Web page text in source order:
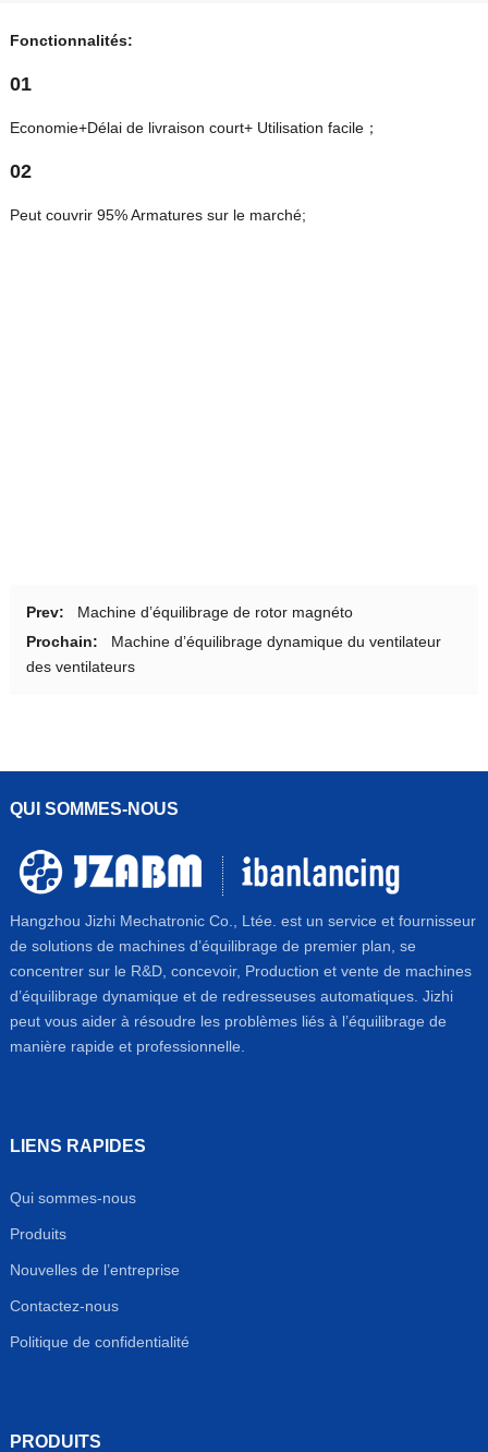
Fonctionnalités:
01
Economie+Délai de livraison court+ Utilisation facile；
02
Peut couvrir 95% Armatures sur le marché;
Prev:
Machine d’équilibrage de rotor magnéto
Prochain:
Machine d’équilibrage dynamique du ventilateur
des ventilateurs
QUI SOMMES-NOUS
Hangzhou Jizhi Mechatronic Co., Ltée. est un service et fournisseur
de solutions de machines d’équilibrage de premier plan, se
concentrer sur le R&D, concevoir, Production et vente de machines
d’équilibrage dynamique et de redresseuses automatiques. Jizhi
peut vous aider à résoudre les problèmes liés à l’équilibrage de
manière rapide et professionnelle.
LIENS RAPIDES
Qui sommes-nous
Produits
Nouvelles de l’entreprise
Contactez-nous
Politique de confidentialité
PRODUITS